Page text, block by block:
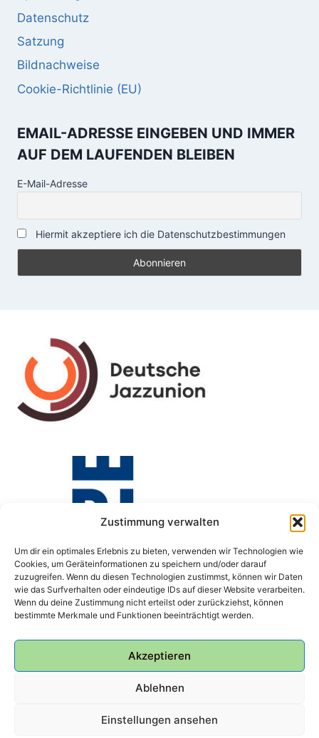
Zustimmung verwalten
Um dir ein optimales Erlebnis zu bieten, verwenden wir Technologien wie
Cookies, um Geräteinformationen zu speichern und/oder darauf
zuzugreifen. Wenn du diesen Technologien zustimmst, können wir Daten
wie das Surfverhalten oder eindeutige IDs auf dieser Website verarbeiten.
Wenn du deine Zustimmung nicht erteilst oder zurückziehst, können
bestimmte Merkmale und Funktionen beeinträchtigt werden.
Akzeptieren
Ablehnen
Einstellungen ansehen
Datenschutz
Satzung
Bildnachweise
Cookie-Richtlinie (EU)
EMAIL-ADRESSE EINGEBEN UND IMMER
AUF DEM LAUFENDEN BLEIBEN
E-Mail-Adresse
Hiermit akzeptiere ich die Datenschutzbestimmungen
© 2026 Bunker Ulmenwall